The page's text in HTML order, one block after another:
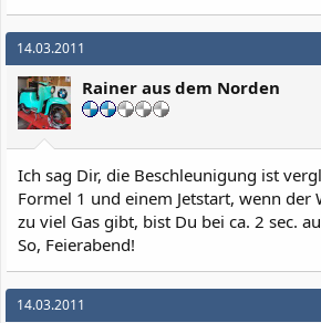
14.03.2011
Rainer aus dem Norden
Ich sag Dir, die Beschleunigung ist
Formel 1 und einem Jetstart, wenn der
zu viel Gas gibt, bist Du bei ca. 2 sec.
So, Feierabend!
14.03.2011